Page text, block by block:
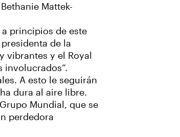
Mattek-
principios de este
de la
vibrantes y el Royal
involucrados”.
A esto le seguirán
dura al aire libre.
Mundial, que se
perdedora